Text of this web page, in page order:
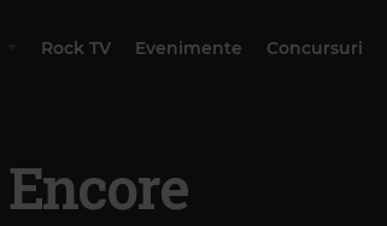
Rock TV Evenimente Concursuri
Encore